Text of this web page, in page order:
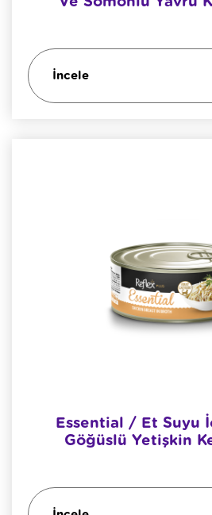
İncele
Essential / Et Suyu
Göğüslü Yetişkin